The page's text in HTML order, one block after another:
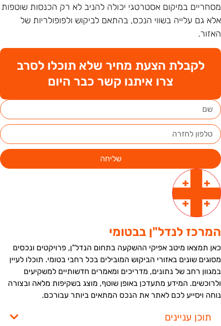
במיקום אסטרטגי יכולה להניב לא רק הכנסות שוטפות
גם עלייה בשווי הנכס, בהתאם לביקוש ולפופולריות של
לקבלת הצעת מחיר שלא תוכלו לסרב
צרו איתנו קשר כבר היום
שליחה
לנדל"ן בבטומי
תמצאו מיטב אפיקי ההשקעה בתחום הנדל"ן, פרויקטים ונכסים
שונים באזורי הביקוש המובילים בכל רחבי בטומי. תוכלו לעיין
רחב של נתונים, מדריכים ומאמרים חדשותיים למשקיעים
המידע מתעדכן באופן שוטף, מוצג בשקיפות מלאה ובצורה
ויסייע לכם לאתר את הנכס המתאים ביותר עבורכם.
תוכן עניינים